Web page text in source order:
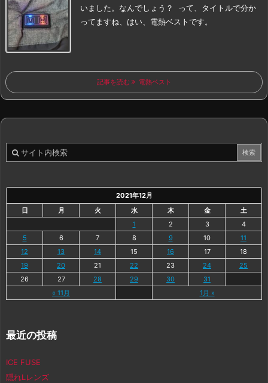
いました。 なんでしょう？
って、タイトルで分か
ってますね、 はい、電熱ベストです。
記事を読む 電熱ベスト
2021年12月
日
月 火 水 木 金 土
« 11月 1月 »
1 2 3
4
5
6 7 8 9 10
11
12
13 14 15 16 17
18
19
20 21 22 23 24
25
26
27 28 29 30 31
最近の投稿
ICE FUSE
隠れLレンズ